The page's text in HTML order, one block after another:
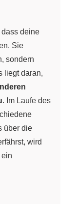
dass deine
Sie
sondern
liegt daran,
. Im Laufe des
über die
wird